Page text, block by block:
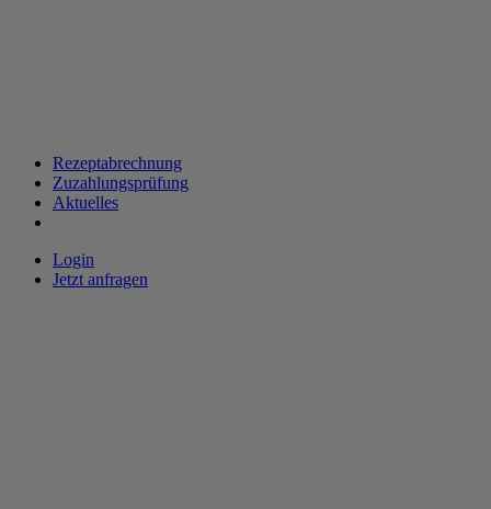
Rezeptabrechnung
Zuzahlungsprüfung
Aktuelles
Login
Jetzt anfragen